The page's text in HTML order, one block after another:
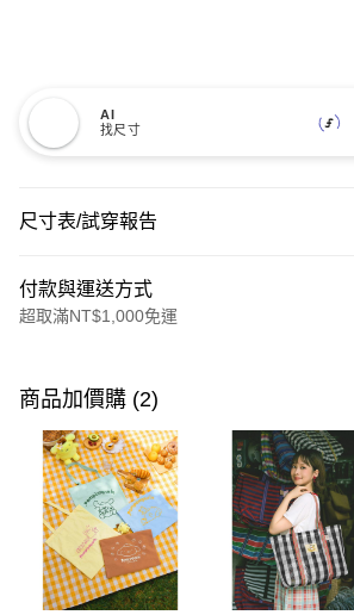
AI
找尺寸
尺寸表/試穿報告
付款與運送方式
超取滿NT$1,000免運
信用卡一次付款
購物金
超商取貨付款
LINE Pay
街口支付
商品加價購 (2)